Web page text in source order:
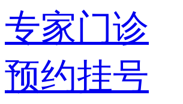
专家门诊
预约挂号